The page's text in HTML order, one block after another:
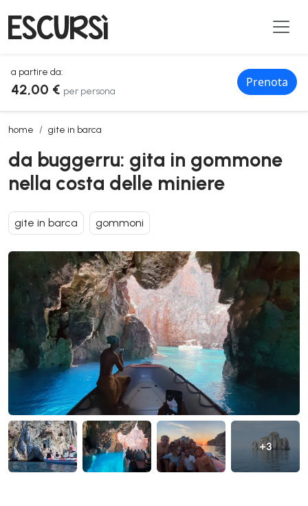
a partire da:
42,00 € per persona
Prenota
home gite in barca
da buggerru: gita in gommone nella costa delle miniere
da buggerru: gita in gommone
nella costa delle miniere
gite in barca gommoni
+3